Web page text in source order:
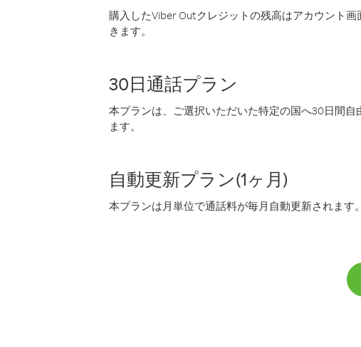
購入したViber Outクレジットの残高はアカウント
きます。
30日通話プラン
本プランは、ご選択いただいた特定の国へ30日間
ます。
自動更新プラン(1ヶ月)
本プランは月単位で通話料が毎月自動更新されます